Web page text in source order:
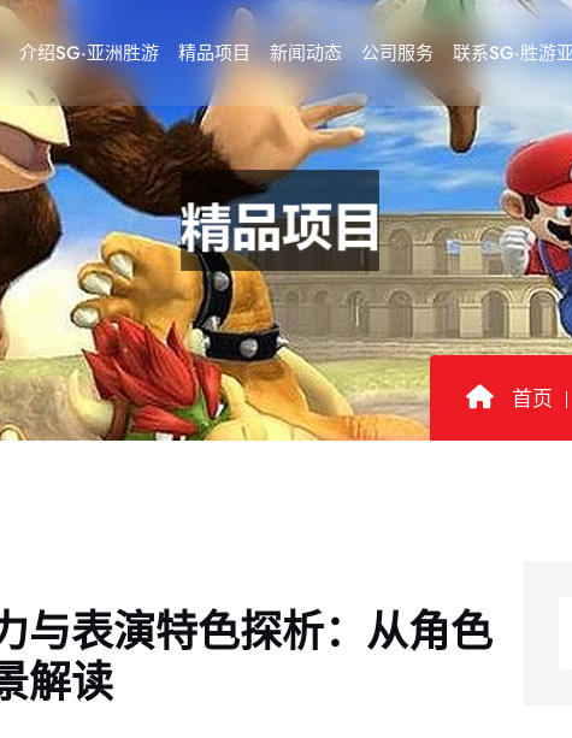
介绍SG·亚洲胜游 精品项目 新闻动态 公司服务 联系SG·胜游
首页
与表演特色探析：从角色
解读